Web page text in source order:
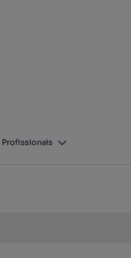
Profissionais